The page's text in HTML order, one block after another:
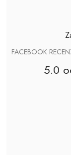
FACEBOOK
5.0